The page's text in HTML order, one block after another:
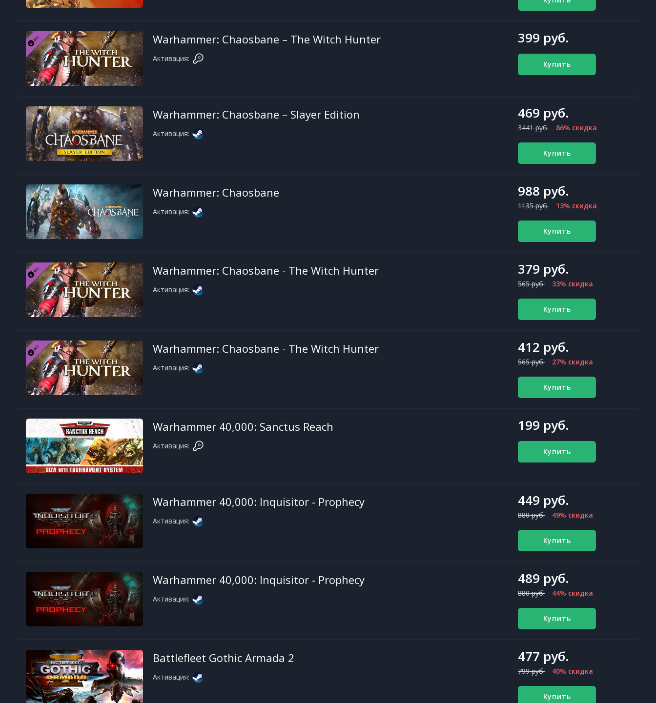
Warhammer: Chaosbane – The Witch Hunter
Активация:
399 руб.
Купить
Warhammer: Chaosbane – Slayer Edition
Активация:
469 руб.
3441 руб. 86% скидка
Купить
Warhammer: Chaosbane
Активация:
988 руб.
1135 руб. 13% скидка
Купить
Warhammer: Chaosbane - The Witch Hunter
Активация:
379 руб.
565 руб. 33% скидка
Купить
Warhammer: Chaosbane - The Witch Hunter
Активация:
412 руб.
565 руб. 27% скидка
Купить
Warhammer 40,000: Sanctus Reach
Активация:
199 руб.
Купить
Warhammer 40,000: Inquisitor - Prophecy
Активация:
449 руб.
880 руб. 49% скидка
Купить
Warhammer 40,000: Inquisitor - Prophecy
Активация:
489 руб.
880 руб. 44% скидка
Купить
Battlefleet Gothic Armada 2
Активация:
477 руб.
799 руб. 40% скидка
Купить